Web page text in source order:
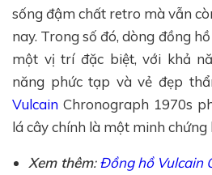
sống đậm chất retro mà vẫn
nay. Trong số đó, dòng đồng
một vị trí đặc biệt, với khả
năng phức tạp và vẻ đẹp
Vulcain Chronograph 1970s
lá cây chính là một minh chứng
Xem thêm:Đồng hồ Vulcain